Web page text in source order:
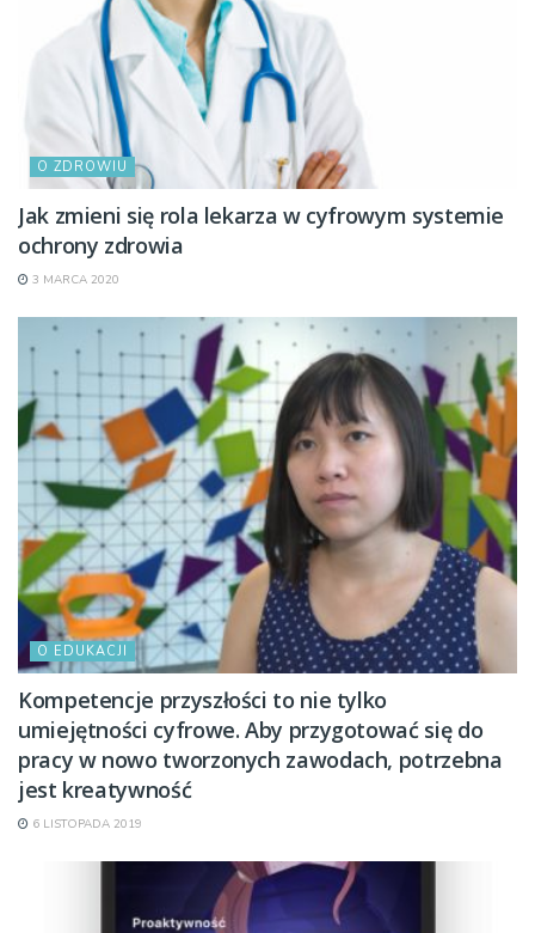
O ZDROWIU
Jak zmieni się rola lekarza w cyfrowym systemie
ochrony zdrowia
3 MARCA 2020
O EDUKACJI
Kompetencje przyszłości to nie tylko
umiejętności cyfrowe. Aby przygotować się do
pracy w nowo tworzonych zawodach, potrzebna
jest kreatywność
6 LISTOPADA 2019